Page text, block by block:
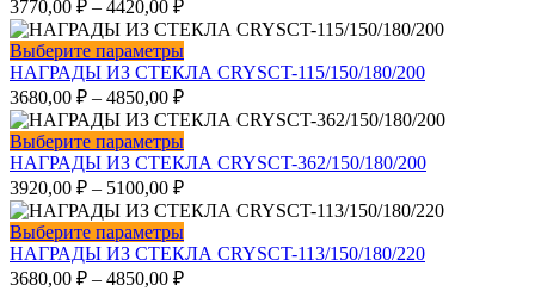
на
странице
товара.
несколько
вариаций.
Опции
можно
выбрать
на
странице
товара.
3770,00 ₽ – 4420,00 ₽
Выберите параметрыЭтот
товар
имеет
несколько
вариаций.
Опции
можно
выбрать
на
странице
товара.
НАГРАДЫ ИЗ СТЕКЛА CRYSCT-115/150/180/200
3680,00 ₽ – 4850,00 ₽
Выберите параметрыЭтот
товар
имеет
несколько
вариаций.
Опции
можно
НАГРАДЫ ИЗ СТЕКЛА CRYSCT-362/150/180/200
3920,00 ₽ – 5100,00 ₽
Выберите параметрыЭтот
товар
имеет
НАГРАДЫ ИЗ СТЕКЛА CRYSCT-113/150/180/220
3680,00 ₽ – 4850,00 ₽